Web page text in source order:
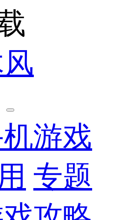
游戏
专题